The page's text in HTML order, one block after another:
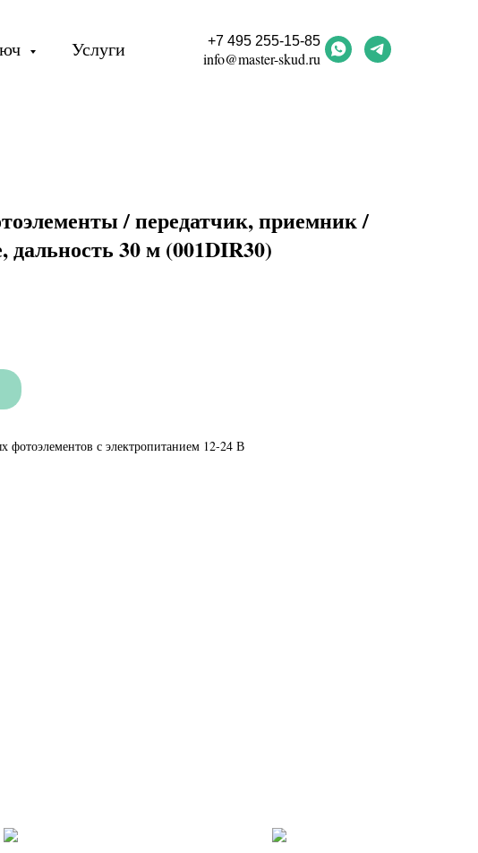
Услуги +7 495 255-15-85
info@master-skud.ru
/ передатчик, приемник /
дальность 30 м (001DIR30)
фотоэлементов с электропитанием 12-24 В